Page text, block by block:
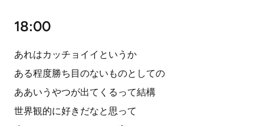
18:00
あれはカッチョイイというか
ある程度勝ち目のないものとしての
ああいうやつが出てくるって結構
世界観的に好きだなと思って